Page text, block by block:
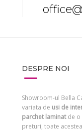
DESPRE NOI
Showroom-ul Bella
variata de usi de
parchet laminatde o
preturi, toate